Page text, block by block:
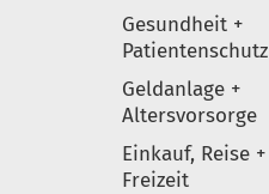
Gesundheit +
Patientenschutz
Geldanlage +
Altersvorsorge
Einkauf, Reise +
Freizeit